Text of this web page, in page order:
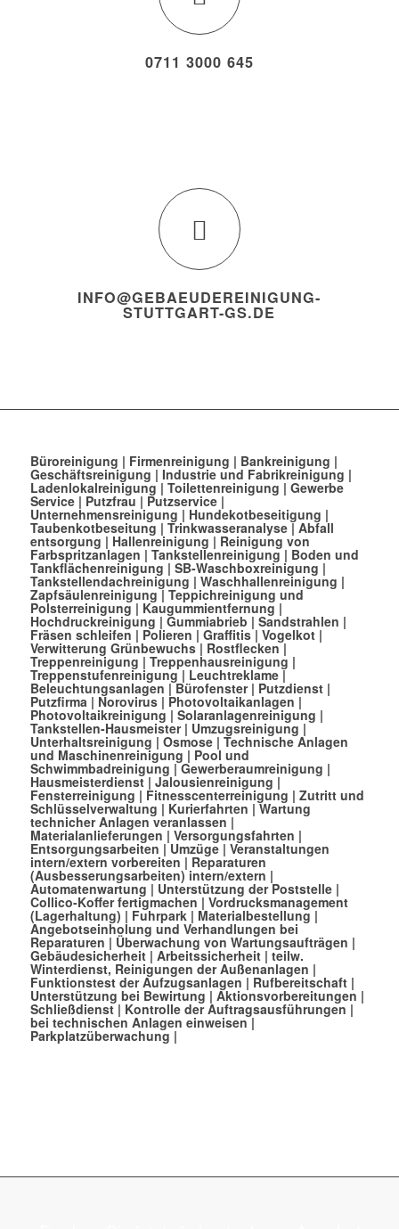
0711 3000 645
INFO@GEBAEUDEREINIGUNG-
STUTTGART-GS.DE
Büroreinigung | Firmenreinigung | Bankreinigung |
Geschäftsreinigung | Industrie und Fabrikreinigung |
Ladenlokalreinigung| Toilettenreinigung | Gewerbe
Service| Putzfrau | Putzservice|
Unternehmensreinigung | Hundekotbeseitigung |
Taubenkotbeseitung | Trinkwasseranalyse|Abfall
entsorgung | Hallenreinigung | Reinigung von
Farbspritzanlagen | Tankstellenreinigung| Boden und
Tankflächenreinigung | SB-Waschboxreinigung |
Tankstellendachreinigung | Waschhallenreinigung |
Zapfsäulenreinigung| Teppichreinigung und
Polsterreinigung| Kaugummientfernung|
Hochdruckreinigung | Gummiabrieb | Sandstrahlen |
Fräsen schleifen | Polieren | Graffitis| Vogelkot|
Verwitterung Grünbewuchs| Rostflecken|
Treppenreinigung | Treppenhausreinigung |
Treppenstufenreinigung| Leuchtreklame|
Beleuchtungsanlagen |Bürofenster| Putzdienst|
Putzfirma | Norovirus| Photovoltaikanlagen |
Photovoltaikreinigung | Solaranlagenreinigung |
Tankstellen-Hausmeister| Umzugsreinigung |
Unterhaltsreinigung | Osmose| Technische Anlagen
und Maschinenreinigung | Pool und
Schwimmbadreinigung |Gewerberaumreinigung |
Hausmeisterdienst| Jalousienreinigung |
Fensterreinigung | Fitnesscenterreinigung | Zutritt und
Schlüsselverwaltung | Kurierfahrten |Wartung
technicher Anlagen veranlassen |
Materialanlieferungen | Versorgungsfahrten |
Entsorgungsarbeiten |Umzüge| Veranstaltungen
intern/extern vorbereiten | Reparaturen
(Ausbesserungsarbeiten) intern/extern |
Automatenwartung | Unterstützung der Poststelle|
Collico-Koffer fertigmachen | Vordrucksmanagement
(Lagerhaltung) | Fuhrpark| Materialbestellung |
Angebotseinholung und Verhandlungen bei
Reparaturen | Überwachung von Wartungsaufträgen |
Gebäudesicherheit| Arbeitssicherheit| teilw.
Winterdienst, Reinigungen der Außenanlagen |
Funktionstest der Aufzugsanlagen | Rufbereitschaft|
Unterstützung bei Bewirtung | Aktionsvorbereitungen |
Schließdienst| Kontrolle der Auftragsausführungen |
bei technischen Anlagen einweisen|
Parkplatzüberwachung |